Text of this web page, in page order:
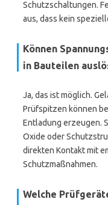
Schutzschaltungen.
aus, dass kein
Können
in Bauteilen
Ja, das ist möglich.
Prüfspitzen können
Entladung erzeugen.
Oxide oder
direkten Kontakt mit
Schutzmaßnahmen.
Welche